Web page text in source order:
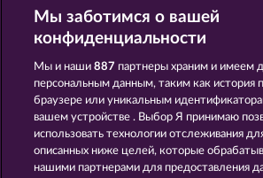
СЛОТЫ КАК
Мы заботимся о вашей
конфиденциальности
Мы и наши887 партнеры храним и имеем
персональным данным, таким как история
браузере или уникальным
вашем устройстве . Выбор Я принимаю
использовать технологии отслеживания
описанных ниже целей, которые
нашими партнерами для предоставления